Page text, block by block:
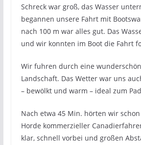
Schreck war groß, das Wasser
begannen unsere Fahrt mit
nach 100 m war alles gut. Das
und wir konnten im Boot die Fahrt
Wir fuhren durch eine
Landschaft. Das Wetter war uns
– bewölkt und warm – ideal zum
Nach etwa 45 Min. hörten wir
Horde kommerzieller
klar, schnell vorbei und großen